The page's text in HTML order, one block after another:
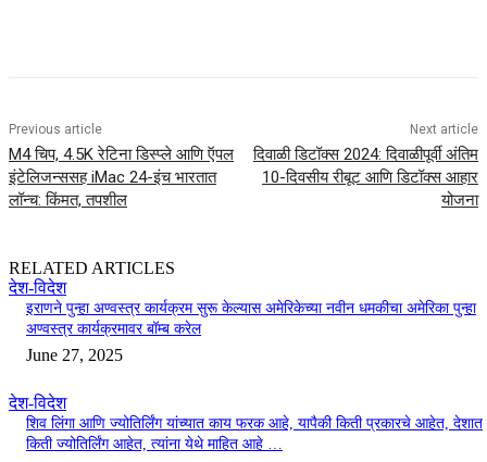
Previous article
M4 चिप, 4.5K रेटिना डिस्प्ले आणि ऍपल
इंटेलिजन्ससह iMac 24-इंच भारतात
लॉन्च: किंमत, तपशील
Next article
दिवाळी डिटॉक्स 2024: दिवाळीपूर्वी अंतिम
10-दिवसीय रीबूट आणि डिटॉक्स आहार
योजना
RELATED ARTICLES
देश-विदेश
इराणने पुन्हा अण्वस्त्र कार्यक्रम सुरू केल्यास अमेरिकेच्या नवीन धमकीचा अमेरिका पुन्हा
अण्वस्त्र कार्यक्रमावर बॉम्ब करेल
June 27, 2025
देश-विदेश
शिव लिंगा आणि ज्योतिर्लिंग यांच्यात काय फरक आहे, यापैकी किती प्रकारचे आहेत, देशात
किती ज्योतिर्लिंग आहेत, त्यांना येथे माहित आहे …